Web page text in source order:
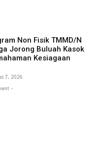
Non Fisik TMMD/N
Jorong Buluah Kasok
Kesiagaan
7, 2026
-